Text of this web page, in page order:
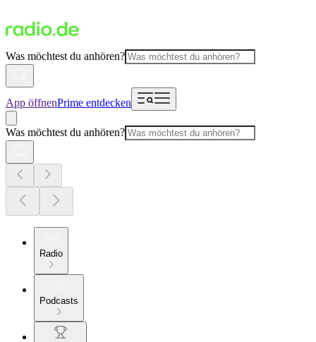
Was möchtest du anhören?
App öffnenPrime entdecken
Was möchtest du anhören?
Radio
Podcasts